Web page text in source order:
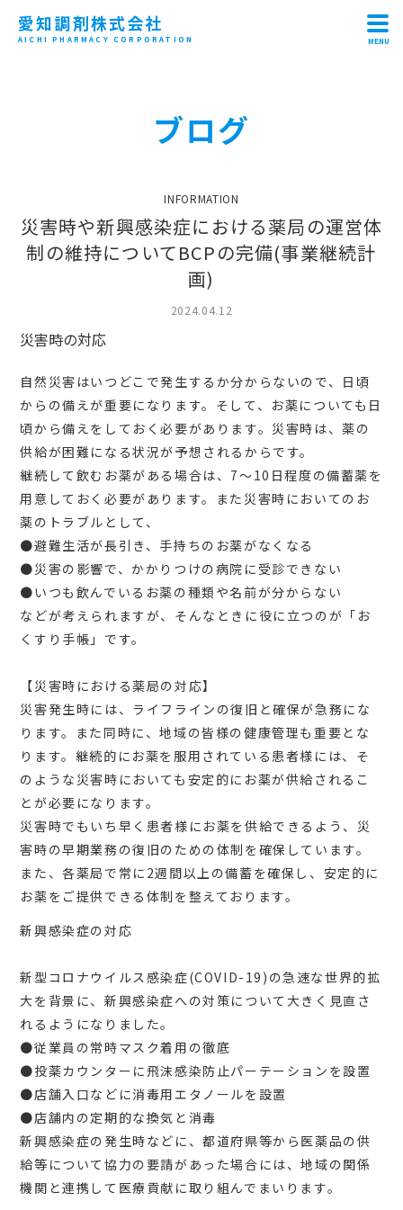
愛知調剤株式会社
AICHI PHARMACY CORPORATION MENU
ABOUT
RECRUIT
SHOP
ブログ
INFORMATION
災害時や新興感染症における薬局の運営体
制の維持についてBCPの完備(事業継続計
画)
2024.04.12
災害時の対応
自然災害はいつどこで発生するか分からないので、日頃
からの備えが重要になります。そして、お薬についても日
頃から備えをしておく必要があります。災害時は、薬の
供給が困難になる状況が予想されるからです。
継続して飲むお薬がある場合は、7～10日程度の備蓄薬を
用意しておく必要があります。また災害時においてのお
薬のトラブルとして、
●避難生活が長引き、手持ちのお薬がなくなる
●災害の影響で、かかりつけの病院に受診できない
●いつも飲んでいるお薬の種類や名前が分からない
などが考えられますが、そんなときに役に立つのが「お
くすり手帳」です。
【災害時における薬局の対応】
災害発生時には、ライフラインの復旧と確保が急務にな
ります。また同時に、地域の皆様の健康管理も重要とな
ります。継続的にお薬を服用されている患者様には、そ
のような災害時においても安定的にお薬が供給されるこ
とが必要になります。
災害時でもいち早く患者様にお薬を供給できるよう、災
害時の早期業務の復旧のための体制を確保しています。
また、各薬局で常に2週間以上の備蓄を確保し、安定的に
お薬をご提供できる体制を整えております。
新興感染症の対応
新型コロナウイルス感染症(COVID-19)の急速な世界的拡
大を背景に、新興感染症への対策について大きく見直さ
れるようになりました。
●従業員の常時マスク着用の徹底
●投薬カウンターに飛沫感染防止パーテーションを設置
●店舗入口などに消毒用エタノールを設置
●店舗内の定期的な換気と消毒
新興感染症の発生時などに、都道府県等から医薬品の供
給等について協力の要請があった場合には、地域の関係
機関と連携して医療貢献に取り組んでまいります。